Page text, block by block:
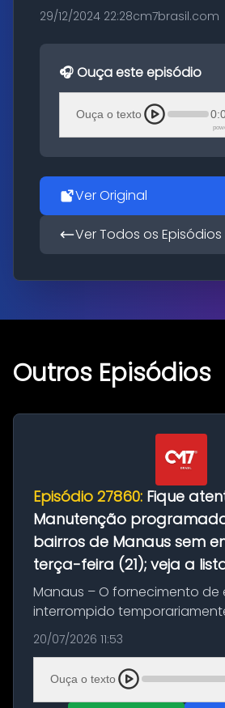
29/12/2024 22:28cm7brasil.com
🎧 Ouça este episódio
Ouça o texto
Ver Original
Ver Todos os Episódios
Outros Episódios
Episódio 27860: Fique
Manutenção
bairros de Manaus sem
terça-feira (21); veja a
Manaus – O fornecimento de
interrompido
sete bairros de Manaus nesta
A suspensão programada
execução de serviços de
20/07/2026 11:53
Ouça o texto